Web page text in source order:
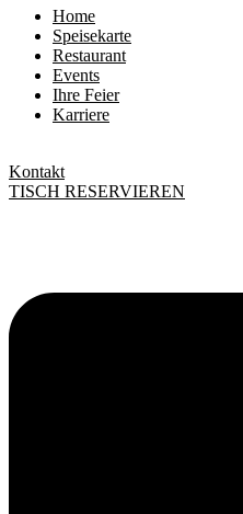
Home
Speisekarte
Restaurant
Events
Ihre Feier
Karriere
Kontakt
TISCH RESERVIEREN